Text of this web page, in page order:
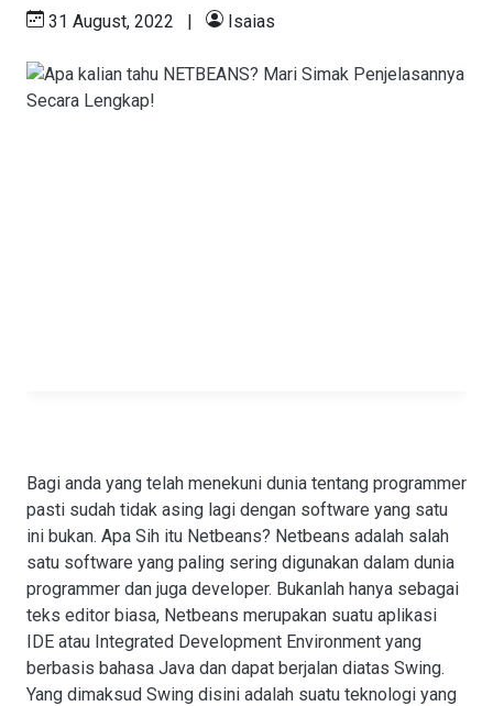
31 August, 2022 | Isaias
Bagi anda yang telah menekuni dunia tentang programmer
pasti sudah tidak asing lagi dengan software yang satu
ini bukan. Apa Sih itu Netbeans? Netbeans adalah salah
satu software yang paling sering digunakan dalam dunia
programmer dan juga developer. Bukanlah hanya sebagai
teks editor biasa, Netbeans merupakan suatu aplikasi
IDE atau Integrated Development Environment yang
berbasis bahasa Java dan dapat berjalan diatas Swing.
Yang dimaksud Swing disini adalah suatu teknologi yang